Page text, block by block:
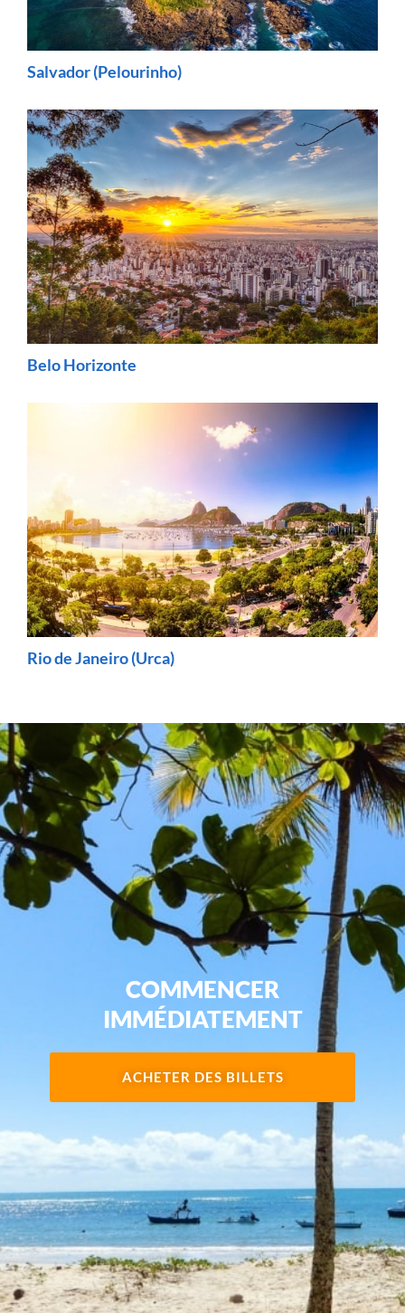
Salvador (Pelourinho)
Belo Horizonte
Rio de Janeiro (Urca)
COMMENCER
IMMÉDIATEMENT
ACHETER DES BILLETS